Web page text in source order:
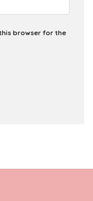
browser for the